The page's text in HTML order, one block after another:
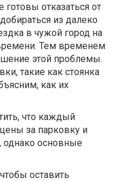
отказаться от
из далеко
в чужой город на
Тем временем
этой проблемы.
такие как стоянка
как их
что каждый
за парковку и
однако основные
оставить